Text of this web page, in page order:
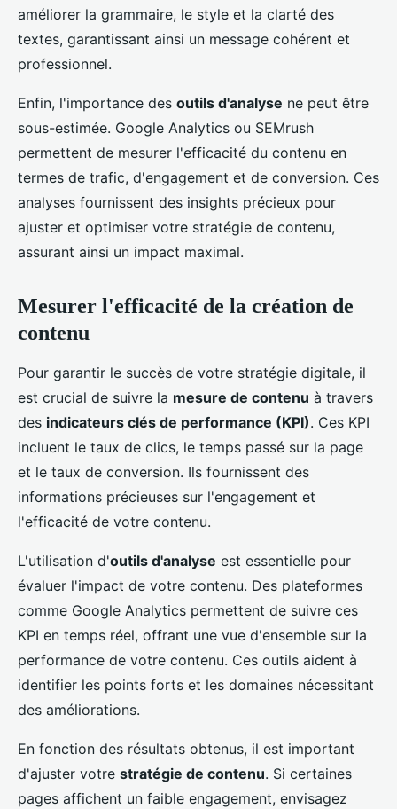
améliorer la grammaire, le style et la clarté des
textes, garantissant ainsi un message cohérent et
professionnel.
Enfin, l'importance des outils d'analyse ne peut être
sous-estimée. Google Analytics ou SEMrush
permettent de mesurer l'efficacité du contenu en
termes de trafic, d'engagement et de conversion. Ces
analyses fournissent des insights précieux pour
ajuster et optimiser votre stratégie de contenu,
assurant ainsi un impact maximal.
Mesurer l'efficacité de la création de
contenu
Pour garantir le succès de votre stratégie digitale, il
est crucial de suivre la mesure de contenu à travers
des indicateurs clés de performance (KPI). Ces KPI
incluent le taux de clics, le temps passé sur la page
et le taux de conversion. Ils fournissent des
informations précieuses sur l'engagement et
l'efficacité de votre contenu.
L'utilisation d'outils d'analyse est essentielle pour
évaluer l'impact de votre contenu. Des plateformes
comme Google Analytics permettent de suivre ces
KPI en temps réel, offrant une vue d'ensemble sur la
performance de votre contenu. Ces outils aident à
identifier les points forts et les domaines nécessitant
des améliorations.
En fonction des résultats obtenus, il est important
d'ajuster votre stratégie de contenu. Si certaines
pages affichent un faible engagement, envisagez